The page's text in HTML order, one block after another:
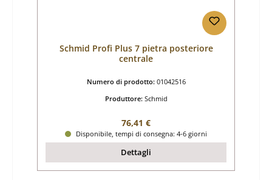
Schmid Profi Plus 7 pietra posteriore
centrale
Numero di prodotto: 01042516
Produttore: Schmid
Prezzo normale:
76,41 €
Disponibile, tempi di consegna: 4-6 giorni
Dettagli